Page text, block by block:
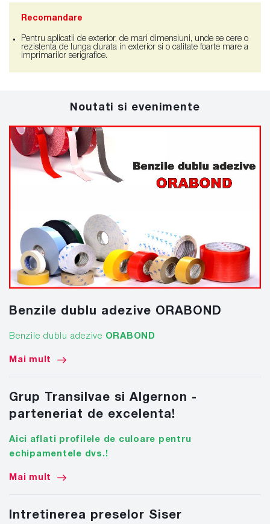
Recomandare
Pentru aplicatii de exterior, de mari dimensiuni, unde se cere o
rezistenta de lunga durata in exterior si o calitate foarte mare a
imprimarilor serigrafice.
Noutati si evenimente
Benzile dublu adezive ORABOND
Benzile dublu adezive ORABOND
Mai mult
Grup Transilvae si Algernon -
parteneriat de excelenta!
Aici aflati profilele de culoare pentru
echipamentele dvs.!
Mai mult
Intretinerea preselor Siser